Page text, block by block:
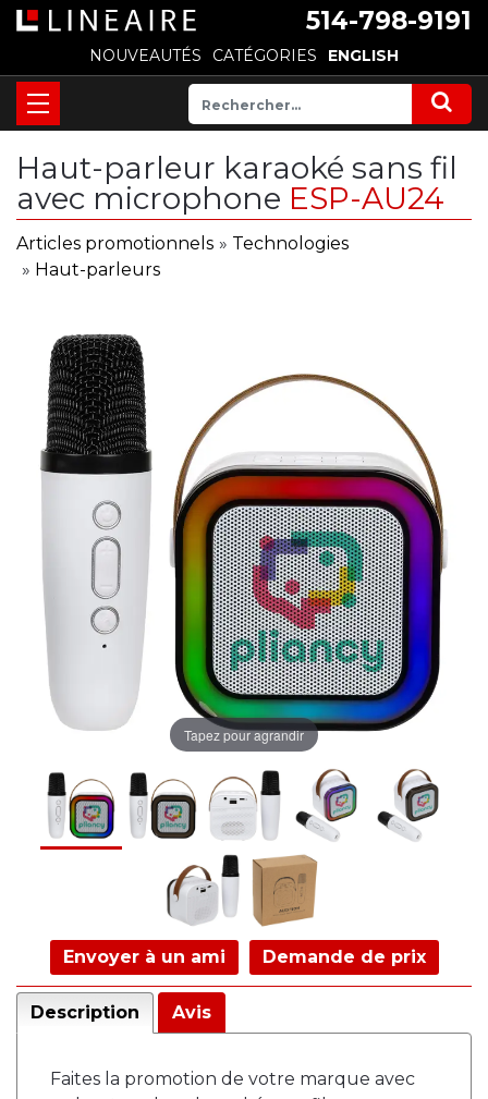
514-798-9191
NOUVEAUTÉS CATÉGORIES ENGLISH
Haut-parleur karaoké sans fil
avec microphone ESP-AU24
Articles promotionnels » Technologies
» Haut-parleurs
Tapez pour agrandir
Envoyer à un ami Demande de prix
Description Avis
Faites la promotion de votre marque avec